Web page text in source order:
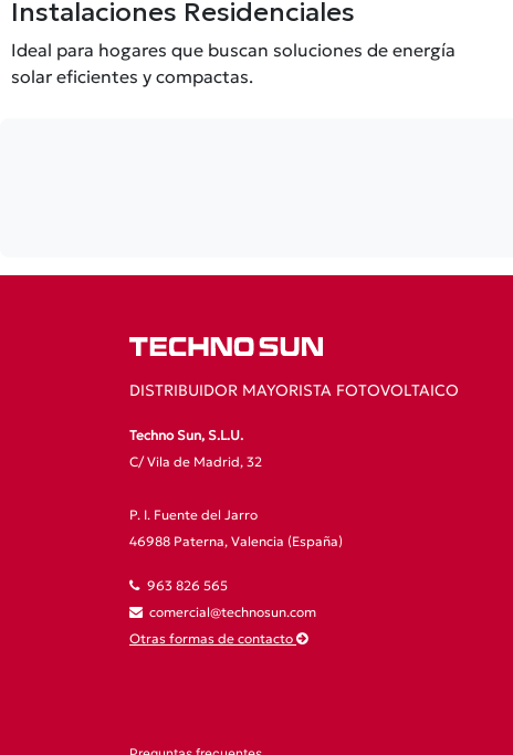
Instalaciones Residenciales
Ideal para hogares que buscan soluciones de energía
solar eficientes y compactas.
DISTRIBUIDOR MAYORISTA FOTOVOLTAICO
Techno Sun, S.L.U.
C/ Vila de Madrid, 32
P. I. Fuente del Jarro
46988 Paterna, Valencia (España)
963 826 565
comercial@technosun.com
Otras formas de contacto